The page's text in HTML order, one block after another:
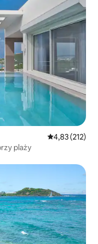
Średnia
4,83 (212)
plaży